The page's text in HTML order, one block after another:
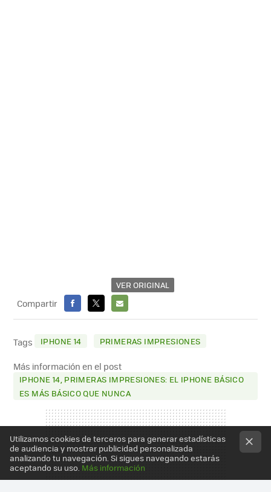
VER ORIGINAL
Compartir
FACEBOOK
X
E-
MAIL
Tags IPHONE 14 PRIMERAS IMPRESIONES
Más información en el post
IPHONE 14, PRIMERAS IMPRESIONES: EL IPHONE BÁSICO
ES MÁS BÁSICO QUE NUNCA
Utilizamos cookies de terceros para generar estadísticas
de audiencia y mostrar publicidad personalizada
analizando tu navegación. Si sigues navegando estarás
aceptando su uso. Más información